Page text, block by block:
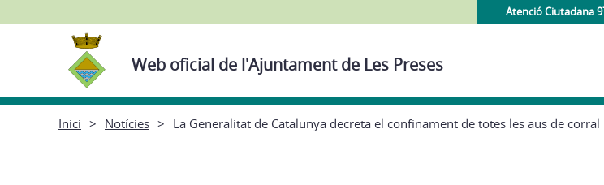
Atenció Ciutadana
Web oficial de l'Ajuntament de Les Preses
Inici Notícies La Generalitat de Catalunya decreta el confinament de totes les aus de corral